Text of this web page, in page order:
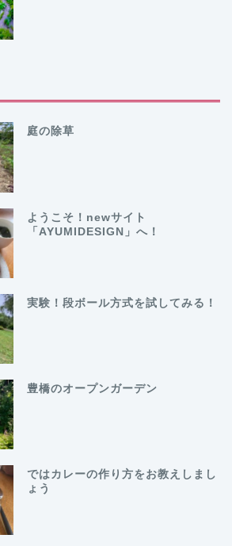
庭の除草
ようこそ！newサイト
「AYUMIDESIGN」へ！
実験！段ボール方式を試してみる！
豊橋のオープンガーデン
ではカレーの作り方をお教えしまし
ょう